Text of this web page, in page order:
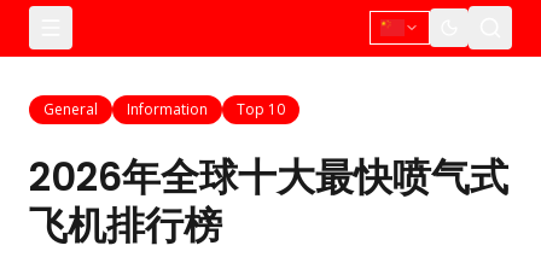
General Information Top 10
2026年全球十大最快喷气式
飞机排行榜